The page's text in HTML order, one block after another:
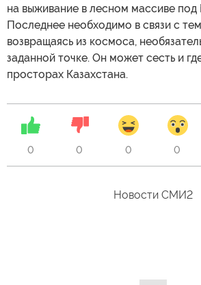
на выживание в лесном массиве
Последнее необходимо в связи с
возвращаясь из космоса,
заданной точке. Он может сесть и
просторах Казахстана.
0 0 0 0
Новости СМИ2